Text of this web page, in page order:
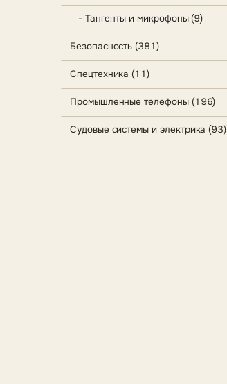
- Тангенты и микрофоны (9)
Безопасность (381)
Спецтехника (11)
Промышленные телефоны (196)
Судовые системы и электрика (93)